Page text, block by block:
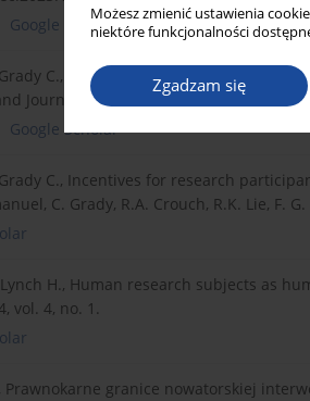
Możesz zmienić ustawienia
niektóre funkcjonalności
Zgadzam się
Google Scholar
C., What’s the price of a research
Journal of Medicine” 1999, vol. 341,
Google Scholar
C., Incentives for research
C. Grady, R.A. Crouch, R.K. Lie, F.
H., Human research subjects as
vol. 4, no. 1.
Prawnokarne granice nowatorskiej